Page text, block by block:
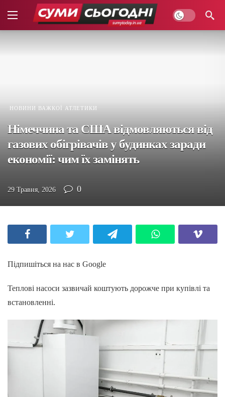
НОВИНИ ВАЖКОЇ АТЛЕТИКИ
Німеччина та США відмовляються від
газових обігрівачів у будинках заради
економії: чим їх замінять
29 Травня, 2026 0
Підпишіться на нас в Google
Теплові насоси зазвичай коштують дорожче при купівлі та
встановленні.